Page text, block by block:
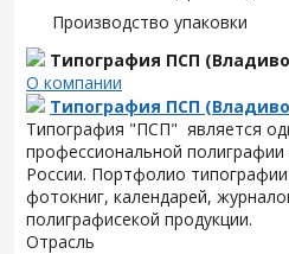
Производство упаковки
Типография ПСП
О компании
Типография ПСП
Типография "ПСП" является
профессиональной
России. Портфолио типографии
фотокниг, календарей,
полиграфисекой продукции.
Отрасль